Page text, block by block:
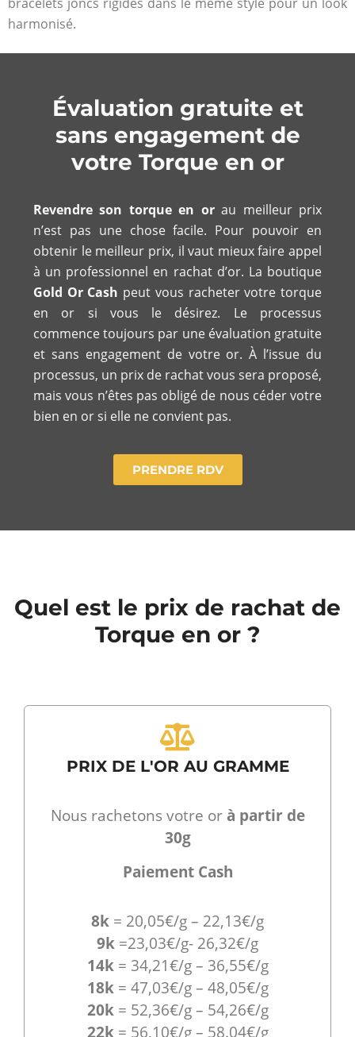
harmonisé.
Évaluation gratuite et
sans engagement de
votre Torque en or
Revendre son torque en orau meilleur prix
n’est pas une chose facile. Pour pouvoir en
obtenir le meilleur prix, il vaut mieux faire appel
à un professionnel en rachat d’or. La boutique
Gold Or Cash peut vous racheter votre torque
en or si vous le désirez. Le processus
commence toujours par une évaluation gratuite
et sans engagement de votre or. À l’issue du
processus, un prix de rachat vous sera proposé,
mais vous n’êtes pas obligé de nous céder votre
bien en or si elle ne convient pas.
PRENDRE RDV
Quel est le prix de rachat de
Torque en or ?
PRIX DE L'OR AU GRAMME
Nous rachetons votre orà partir de
30g
Paiement Cash
8k = 20,05€/g – 22,13€/g
9k =23,03€/g- 26,32€/g
14k = 34,21€/g – 36,55€/g
18k = 47,03€/g – 48,05€/g
20k = 52,36€/g – 54,26€/g
22k= 56,10€/g – 58.04€/g